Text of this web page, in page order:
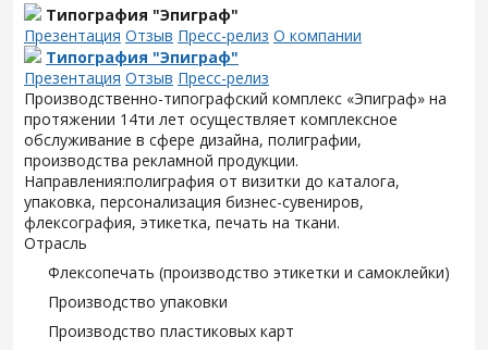
Типография "Эпиграф"
Презентация Отзыв Пресс-релиз О компании
Типография "Эпиграф"
Презентация Отзыв Пресс-релиз
Производственно-типографский комплекс «Эпиграф» на
протяжении 14ти лет осуществляет комплексное
обслуживание в сфере дизайна, полиграфии,
производства рекламной продукции.
Направления:полиграфия от визитки до каталога,
упаковка, персонализация бизнес-сувениров,
флексография, этикетка, печать на ткани.
Отрасль
Флексопечать (производство этикетки и самоклейки)
Производство упаковки
Производство пластиковых карт